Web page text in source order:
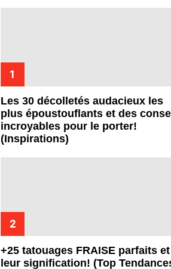
Les 30 décolletés audacieux les
plus époustouflants et des
incroyables pour le porter!
(Inspirations)
+25 tatouages ​​FRAISE parfaits et
leur signification! (Top